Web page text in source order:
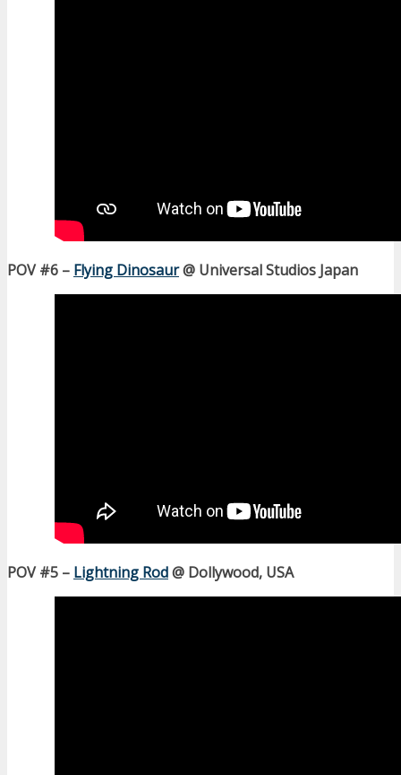
POV #6 – Flying Dinosaur@ Universal Studios Japan
POV #5 – Lightning Rod@ Dollywood, USA